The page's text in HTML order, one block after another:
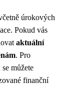
úrokových
Pokud vás
aktuální
. Pro
můžete
finanční